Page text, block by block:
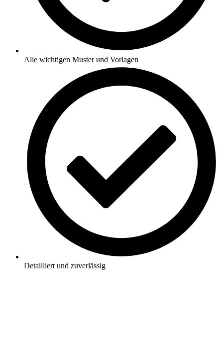
Alle wichtigen Muster und Vorlagen
Detailliert und zuverlässig